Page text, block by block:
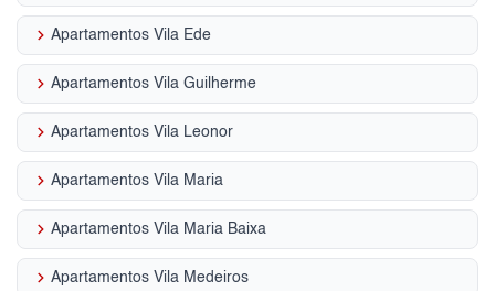
keyboard_arrow_right Apartamentos Vila Ede
keyboard_arrow_right Apartamentos Vila Guilherme
keyboard_arrow_right Apartamentos Vila Leonor
keyboard_arrow_right Apartamentos Vila Maria
keyboard_arrow_right Apartamentos Vila Maria Baixa
keyboard_arrow_right Apartamentos Vila Medeiros